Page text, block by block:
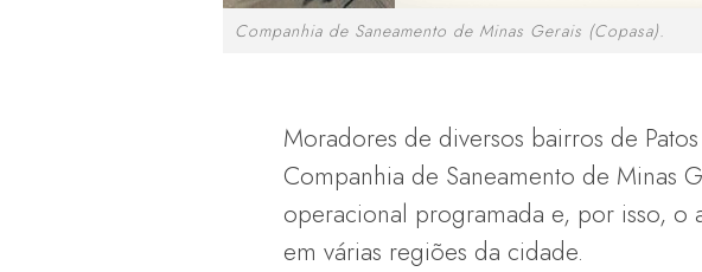
Companhia de Saneamento de Minas Gerais (Copasa).
Moradores de diversos bairros de
Companhia de Saneamento de Minas
operacional programada e, por isso, o
em várias regiões da cidade.